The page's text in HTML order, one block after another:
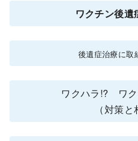
ワクチン後遺
後遺症治療に取
ワクハラ!? ワ
（対策と